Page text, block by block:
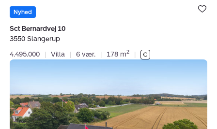
Bolig er
under dine
Nyhed
Sct Bernardvej 10
3550 Slangerup
4.495.000
| Villa | 6 vær. | 178 m2 |
Kyndby,
3630
Jægerspris